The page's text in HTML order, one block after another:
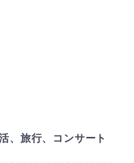
、旅行、コンサート